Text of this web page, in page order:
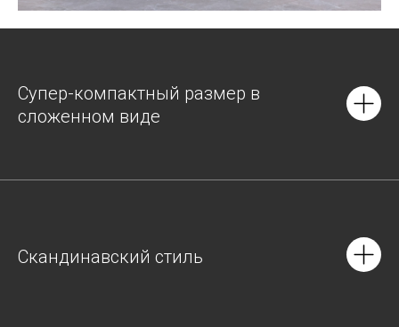
Супер-компактный размер в
сложенном виде
Скандинавский стиль